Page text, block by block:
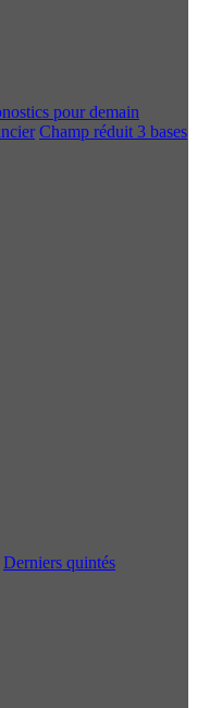
pour demain
Champ réduit 3 bases
Derniers quintés